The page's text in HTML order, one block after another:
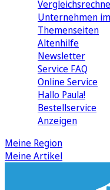
Unternehmen
Themenseiten
Altenhilfe
Newsletter
Service FAQ
Online Service
Hallo Paula!
Bestellservice
Anzeigen
Meine Region
Meine Artikel